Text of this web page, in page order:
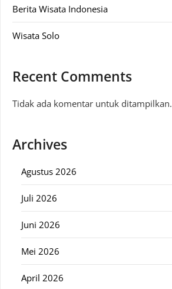
Berita Wisata Indonesia
Wisata Solo
Recent Comments
Tidak ada komentar untuk ditampilkan.
Archives
Agustus 2026
Juli 2026
Juni 2026
Mei 2026
April 2026